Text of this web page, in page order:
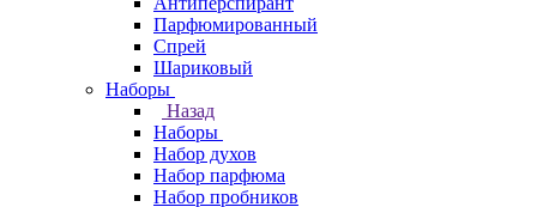
Парфюмированный
Спрей
Шариковый
Наборы
Назад
Наборы
Набор духов
Набор парфюма
Набор пробников